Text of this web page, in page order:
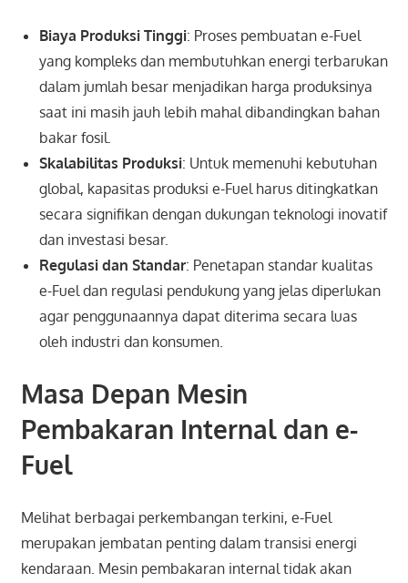
Biaya Produksi Tinggi: Proses pembuatan e-Fuel
yang kompleks dan membutuhkan energi terbarukan
dalam jumlah besar menjadikan harga produksinya
saat ini masih jauh lebih mahal dibandingkan bahan
bakar fosil.
Skalabilitas Produksi: Untuk memenuhi kebutuhan
global, kapasitas produksi e-Fuel harus ditingkatkan
secara signifikan dengan dukungan teknologi inovatif
dan investasi besar.
Regulasi dan Standar: Penetapan standar kualitas
e-Fuel dan regulasi pendukung yang jelas diperlukan
agar penggunaannya dapat diterima secara luas
oleh industri dan konsumen.
Masa Depan Mesin
Pembakaran Internal dan e-
Fuel
Melihat berbagai perkembangan terkini, e-Fuel
merupakan jembatan penting dalam transisi energi
kendaraan. Mesin pembakaran internal tidak akan